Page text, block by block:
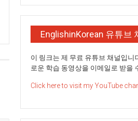
EnglishinKorean 유튜브
이 링크는 제 무료 유튜브 채널입니
로운 학습 동영상을 이메일로 받을
Click here to visit my YouTube